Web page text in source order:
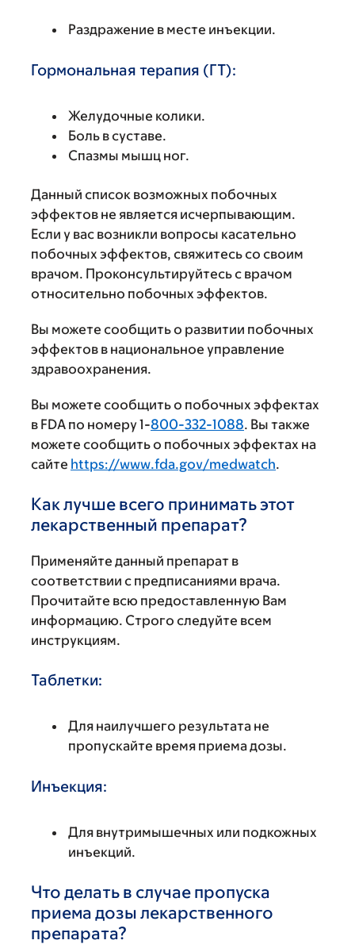
Раздражение в месте инъекции.
Гормональная терапия (ГТ):
Желудочные колики.
Боль в суставе.
Спазмы мышц ног.
Данный список возможных побочных
эффектов не является исчерпывающим.
Если у вас возникли вопросы касательно
побочных эффектов, свяжитесь со своим
врачом. Проконсультируйтесь с врачом
относительно побочных эффектов.
Вы можете сообщить о развитии побочных
эффектов в национальное управление
здравоохранения.
Вы можете сообщить о побочных эффектах
в FDA по номеру 1-800-332-1088. Вы также
можете сообщить о побочных эффектах на
сайте https://www.fda.gov/medwatch.
Как лучше всего принимать этот
лекарственный препарат?
Применяйте данный препарат в
соответствии с предписаниями врача.
Прочитайте всю предоставленную Вам
информацию. Строго следуйте всем
инструкциям.
Таблетки:
Для наилучшего результата не
пропускайте время приема дозы.
Инъекция:
Для внутримышечных или подкожных
инъекций.
Что делать в случае пропуска
приема дозы лекарственного
препарата?